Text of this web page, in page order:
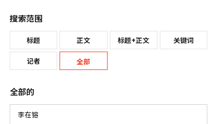
搜索范围
标题 正文 标题+正文 关键词
记者 全部
全部的